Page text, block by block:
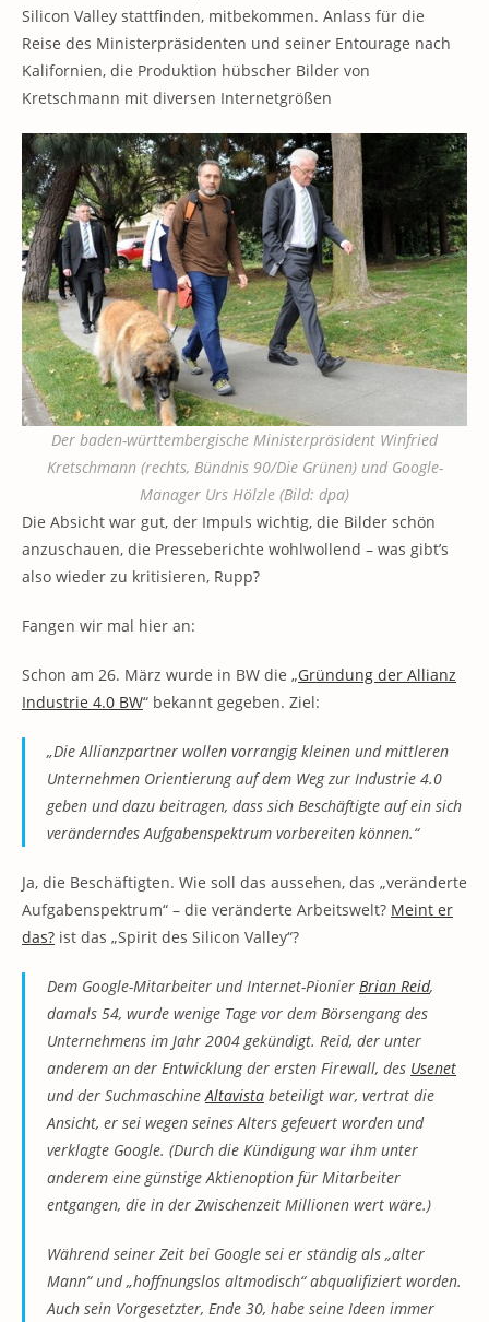
Silicon Valley stattfinden, mitbekommen. Anlass für die
Reise des Ministerpräsidenten und seiner Entourage nach
Kalifornien, die Produktion hübscher Bilder von
Kretschmann mit diversen Internetgrößen
Der baden-württembergische Ministerpräsident Winfried
Kretschmann (rechts, Bündnis 90/Die Grünen) und Google-
Manager Urs Hölzle (Bild: dpa)
Die Absicht war gut, der Impuls wichtig, die Bilder schön
anzuschauen, die Presseberichte wohlwollend – was gibt’s
also wieder zu kritisieren, Rupp?
Fangen wir mal hier an:
Schon am 26. März wurde in BW die „Gründung der Allianz
Industrie 4.0 BW“ bekannt gegeben. Ziel:
„Die Allianzpartner wollen vorrangig kleinen und mittleren
Unternehmen Orientierung auf dem Weg zur Industrie 4.0
geben und dazu beitragen, dass sich Beschäftigte auf ein sich
veränderndes Aufgabenspektrum vorbereiten können.“
Ja, die Beschäftigten. Wie soll das aussehen, das „veränderte
Aufgabenspektrum“ – die veränderte Arbeitswelt? Meint er
das? ist das „Spirit des Silicon Valley“?
Dem Google-Mitarbeiter und Internet-Pionier Brian Reid,
damals 54, wurde wenige Tage vor dem Börsengang des
Unternehmens im Jahr 2004 gekündigt. Reid, der unter
anderem an der Entwicklung der ersten Firewall, des Usenet
und der SuchmaschineAltavista beteiligt war, vertrat die
Ansicht, er sei wegen seines Alters gefeuert worden und
verklagte Google. (Durch die Kündigung war ihm unter
anderem eine günstige Aktienoption für Mitarbeiter
entgangen, die in der Zwischenzeit Millionen wert wäre.)
Während seiner Zeit bei Google sei er ständig als „alter
Mann“ und „hoffnungslos altmodisch“ abqualifiziert worden.
Auch sein Vorgesetzter, Ende 30, habe seine Ideen immer